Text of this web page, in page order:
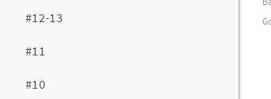
#12-13
#11
#10